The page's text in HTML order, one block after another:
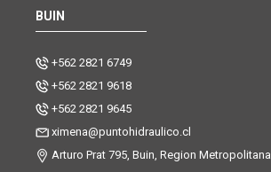
BUIN
+562 2821 6749
+562 2821 9618
+562 2821 9645
ximena@puntohidraulico.cl
Arturo Prat 795, Buin, Region Metropolitana